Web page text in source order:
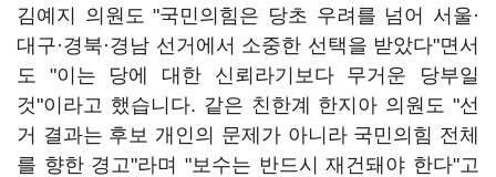
김예지 의원도 "국민의힘은 당초 우려를 넘어 서울·
대구·경북·경남 선거에서 소중한 선택을 받았다"면서
도 "이는 당에 대한 신뢰라기보다 무거운 당부일
것"이라고 했습니다. 같은 친한계 한지아 의원도 "선
거 결과는 후보 개인의 문제가 아니라 국민의힘 전체
를 향한 경고"라며 "보수는 반드시 재건돼야 한다"고